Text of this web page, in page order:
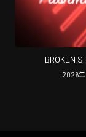
BROKEN
2026年